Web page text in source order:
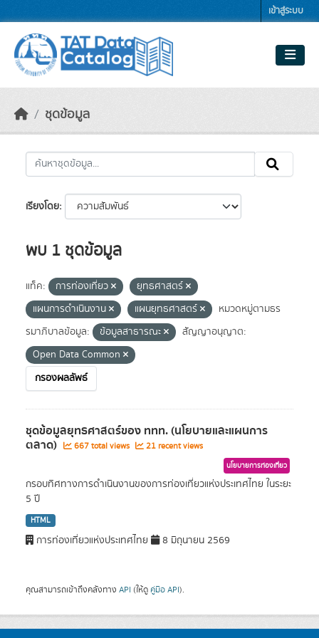
เข้าสู่ระบบ
ชุดข้อมูล
เรียงโดย
พบ 1 ชุดข้อมูล
แท็ค: การท่องเที่ยว
ยุทธศาสตร์
แผนการดำเนินงาน
แผนยุทธศาสตร์
หมวดหมู่ตามธร
รมาภิบาลข้อมูล:
ข้อมูลสาธารณะ
สัญญาอนุญาต:
Open Data Common
กรองผลลัพธ์
ชุดข้อมูลยุทธศาสตร์ของ ททท. (นโยบายและแผนการ
ตลาด) 667 total views 21 recent views
นโยบายการท่องเที่ยว
กรอบทิศทางการดำเนินงานของการท่องเที่ยวแห่งประเทศไทย ในระยะ
5 ปี
HTML
การท่องเที่ยวแห่งประเทศไทย 8 มิถุนายน 2569
คุณสามารถเข้าถึงคลังทาง API (ให้ดู คู่มือ API).